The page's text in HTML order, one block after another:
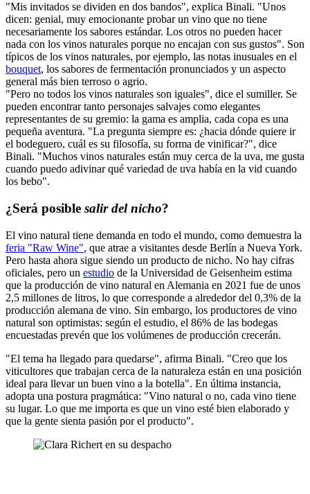
"Mis invitados se dividen en dos bandos", explica Binali. "Unos
dicen: genial, muy emocionante probar un vino que no tiene
necesariamente los sabores estándar. Los otros no pueden hacer
nada con los vinos naturales porque no encajan con sus gustos". Son
típicos de los vinos naturales, por ejemplo, las notas inusuales en el
bouquet, los sabores de fermentación pronunciados y un aspecto
general más bien terroso o agrio.
"Pero no todos los vinos naturales son iguales", dice el sumiller. Se
pueden encontrar tanto personajes salvajes como elegantes
representantes de su gremio: la gama es amplia, cada copa es una
pequeña aventura. "La pregunta siempre es: ¿hacia dónde quiere ir
el bodeguero, cuál es su filosofía, su forma de vinificar?", dice
Binali. "Muchos vinos naturales están muy cerca de la uva, me gusta
cuando puedo adivinar qué variedad de uva había en la vid cuando
los bebo".
¿Será posible salir del nicho?
El vino natural tiene demanda en todo el mundo, como demuestra la
feria "Raw Wine", que atrae a visitantes desde Berlín a Nueva York.
Pero hasta ahora sigue siendo un producto de nicho. No hay cifras
oficiales, pero un estudio de la Universidad de Geisenheim estima
que la producción de vino natural en Alemania en 2021 fue de unos
2,5 millones de litros, lo que corresponde a alrededor del 0,3% de la
producción alemana de vino. Sin embargo, los productores de vino
natural son optimistas: según el estudio, el 86% de las bodegas
encuestadas prevén que los volúmenes de producción crecerán.
"El tema ha llegado para quedarse", afirma Binali. "Creo que los
viticultores que trabajan cerca de la naturaleza están en una posición
ideal para llevar un buen vino a la botella". En última instancia,
adopta una postura pragmática: "Vino natural o no, cada vino tiene
su lugar. Lo que me importa es que un vino esté bien elaborado y
que la gente sienta pasión por el producto".